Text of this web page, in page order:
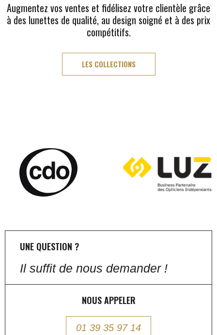
Augmentez vos ventes et fidélisez votre clientèle grâce
à des lunettes de qualité, au design soigné et à des prix
compétitifs.
LES COLLECTIONS
UNE QUESTION ?
Il suffit de nous demander !
NOUS APPELER
01 39 35 97 14